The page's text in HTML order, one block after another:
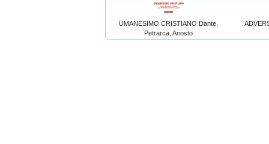
UMANESIMO CRISTIANO Dante,
Petrarca, Ariosto